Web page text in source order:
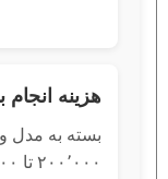
هزینه
بسته به مدل
۲۰۰٬۰۰۰ تا ۲٬۵۰۰٬۰۰۰ تومان.